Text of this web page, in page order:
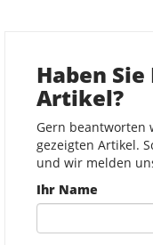
Haben
Artikel?
Gern beantworten
gezeigten Artikel.
und wir melden
Ihr Name